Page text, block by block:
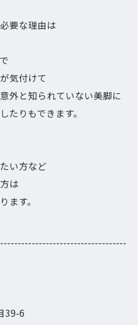
要な理由は
気付けて
外と知られていない美脚に
たりもできます。
い方など
は
ます。
39-6